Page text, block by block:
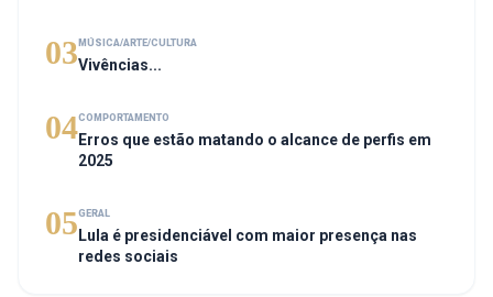
03 MÚSICA/ARTE/CULTURA
Vivências...
04COMPORTAMENTO
Erros que estão matando o alcance de perfis em
2025
05GERAL
Lula é presidenciável com maior presença nas
redes sociais